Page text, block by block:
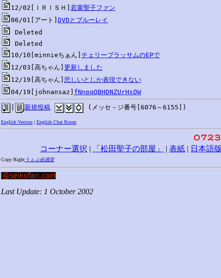
12/02[ＩＲＩＳＨ] 若輩聖子ファン
06/01[アート] DVDとブルーレイ
10/10[minnieちぁん] チェリーブラッサムのEPで
12/03[高ちゃん] 更新しました
12/19[高ちゃん] 悲しいとしか表現できない
04/19[johnansaz] fNnpqQBHDNZUrHsOW
新規投稿 (メッセ－ジ番号[6076～6155])
English Version English Chat Room
コーナー選択 | 「松田聖子の部屋」 | 表紙 | 日本語
Copy Right うぇぶ会議室
Last Update: 1 October 2002